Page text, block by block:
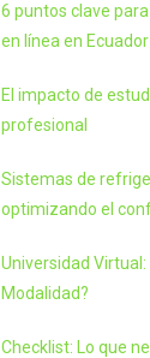
6 puntos clave
en línea en Ecuador
El impacto de
profesional
Sistemas de
optimizando el
Universidad Virtual:
Modalidad?
Checklist: Lo que